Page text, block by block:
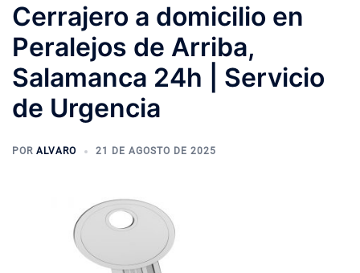
Cerrajero a domicilio en
Peralejos de Arriba,
Salamanca 24h | Servicio
de Urgencia
POR ALVARO 21 DE AGOSTO DE 2025